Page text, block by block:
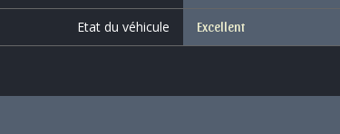
Etat du véhicule Excellent